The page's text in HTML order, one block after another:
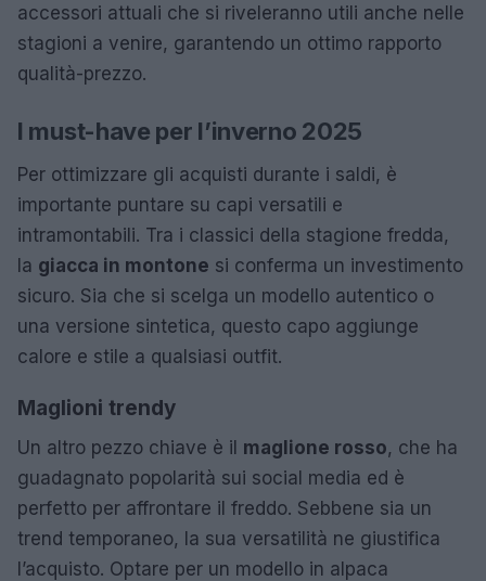
accessori attuali che si riveleranno utili anche nelle
stagioni a venire, garantendo un ottimo rapporto
qualità-prezzo.
I must-have per l’inverno 2025
Per ottimizzare gli acquisti durante i saldi, è
importante puntare su capi versatili e
intramontabili. Tra i classici della stagione fredda,
la giacca in montone si conferma un investimento
sicuro. Sia che si scelga un modello autentico o
una versione sintetica, questo capo aggiunge
calore e stile a qualsiasi outfit.
Maglioni trendy
Un altro pezzo chiave è il maglione rosso, che ha
guadagnato popolarità sui social media ed è
perfetto per affrontare il freddo. Sebbene sia un
trend temporaneo, la sua versatilità ne giustifica
l’acquisto. Optare per un modello in alpaca